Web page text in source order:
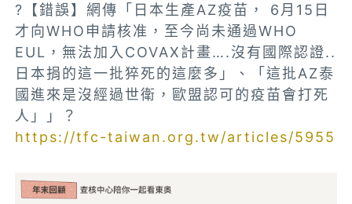
?【錯誤】網傳「日本生產AZ疫苗， 6月15日
才向WHO申請核准，至今尚未通過WHO
EUL，無法加入COVAX計畫….沒有國際認證..
日本捐的這一批猝死的這麼多」、「這批AZ泰
國進來是沒經過世衛，歐盟認可的疫苗會打死
人」」？
https://tfc-taiwan.org.tw/articles/5955